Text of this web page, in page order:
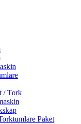
/ Tork
Paket